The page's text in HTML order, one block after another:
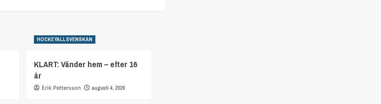
HOCKEYALLSVENSKAN
KLART: Vänder hem – efter 16
år
Erik Pettersson augusti 4, 2026